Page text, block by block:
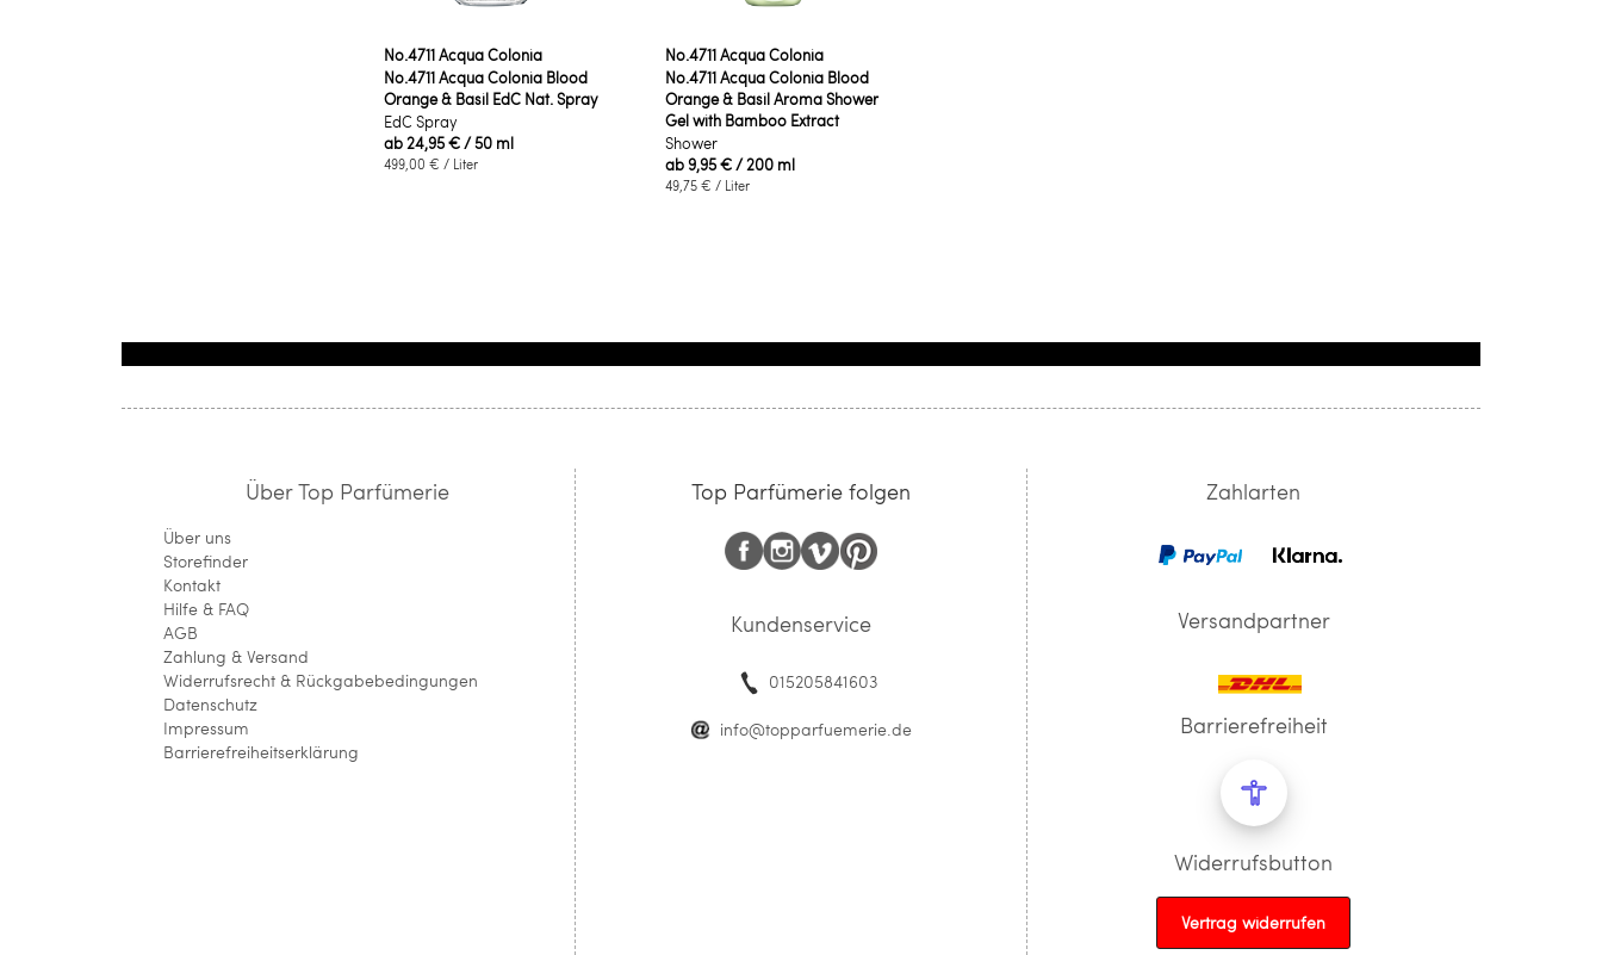
No.4711 Acqua Colonia
No.4711 Acqua Colonia Blood
Orange & Basil EdC Nat. Spray
EdC Spray
ab24,95 €/ 50 ml
499,00 € / Liter
No.4711 Acqua Colonia
No.4711 Acqua Colonia Blood
Orange & Basil Aroma Shower
Gel with Bamboo Extract
Shower
ab9,95 €/ 200 ml
49,75 € / Liter
Über Top Parfümerie
Über uns
Storefinder
Kontakt
Hilfe & FAQ
AGB
Zahlung & Versand
Widerrufsrecht & Rückgabebedingungen
Datenschutz
Impressum
Barrierefreiheitserklärung
Top Parfümerie folgen
Kundenservice
015205841603
info@topparfuemerie.de
Zahlarten
Versandpartner
Barrierefreiheit
Widerrufsbutton
Vertrag widerrufen